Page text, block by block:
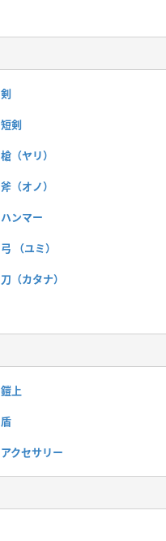
剣
短剣
槍（ヤリ）
斧（オノ）
ハンマー
弓 （ユミ）
刀（カタナ）
鎧上
盾
アクセサリー